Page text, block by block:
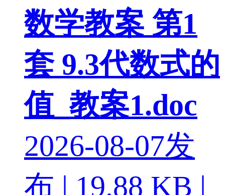
数学教案 第1
套 9.3代数式的
值_教案1.doc
2026-08-07发
布 | 19.88 KB |